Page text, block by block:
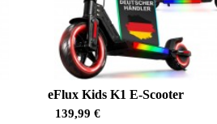
eFlux Kids K1 E-Scooter
139,99 €